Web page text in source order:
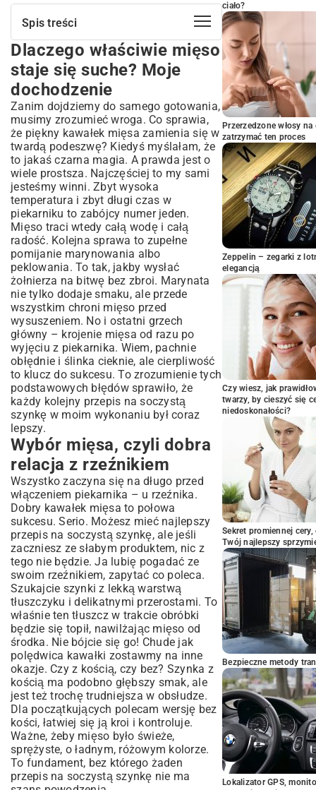
Spis treści
Dlaczego właściwie mięso staje się
suche? Moje dochodzenie
Wybór mięsa, czyli dobra relacja z
rzeźnikiem
Magia marynaty – to tutaj zaczyna się
smak
Pieczenie, czyli jak upiec soczystą
szynkę żeby nie była sucha
A może gotowana? Inna droga do
soczystości
Ten moment prawdy – kiedy mięso jest
gotowe?
Z czym to podać, czyli idealne
towarzystwo dla królowej stołu
Coś na szybko, czyli szynka w środku
tygodnia
Masz pytania? Pewnie, że tak!
Dlaczego właściwie mięso
staje się suche? Moje
dochodzenie
Zanim dojdziemy do samego gotowania,
musimy zrozumieć wroga. Co sprawia,
że piękny kawałek mięsa zamienia się w
twardą podeszwę? Kiedyś myślałam, że
to jakaś czarna magia. A prawda jest o
wiele prostsza. Najczęściej to my sami
jesteśmy winni. Zbyt wysoka
temperatura i zbyt długi czas w
piekarniku to zabójcy numer jeden.
Mięso traci wtedy całą wodę i całą
radość. Kolejna sprawa to zupełne
pomijanie marynowania albo
peklowania. To tak, jakby wysłać
żołnierza na bitwę bez zbroi. Marynata
nie tylko dodaje smaku, ale przede
wszystkim chroni mięso przed
wysuszeniem. No i ostatni grzech
główny – krojenie mięsa od razu po
wyjęciu z piekarnika. Wiem, pachnie
obłędnie i ślinka cieknie, ale cierpliwość
to klucz do sukcesu. To zrozumienie tych
podstawowych błędów sprawiło, że
każdy kolejny przepis na soczystą
szynkę w moim wykonaniu był coraz
lepszy.
Wybór mięsa, czyli dobra
relacja z rzeźnikiem
Wszystko zaczyna się na długo przed
włączeniem piekarnika – u rzeźnika.
Dobry kawałek mięsa to połowa
sukcesu. Serio. Możesz mieć najlepszy
przepis na soczystą szynkę, ale jeśli
zaczniesz ze słabym produktem, nic z
tego nie będzie. Ja lubię pogadać ze
swoim rzeźnikiem, zapytać co poleca.
Szukajcie szynki z lekką warstwą
tłuszczyku i delikatnymi przerostami. To
właśnie ten tłuszcz w trakcie obróbki
będzie się topił, nawilżając mięso od
środka. Nie bójcie się go! Chude jak
polędwica kawałki zostawmy na inne
okazje. Czy z kością, czy bez? Szynka z
kością ma podobno głębszy smak, ale
jest też trochę trudniejsza w obsłudze.
Dla początkujących polecam wersję bez
kości, łatwiej się ją kroi i kontroluje.
Ważne, żeby mięso było świeże,
sprężyste, o ładnym, różowym kolorze.
To fundament, bez którego żaden
przepis na soczystą szynkę nie ma
ciało?
Przerzedzone włosy
zatrzymać ten proces
Zeppelin – zegarki z
elegancją
Czy wiesz, jak
twarzy, by cieszyć się
niedoskonałości?
Sekret promiennej
Twój najlepszy
Bezpieczne metody
Lokalizator GPS,